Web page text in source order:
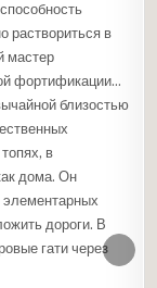
раствориться в
мастер
фортификации…
близостью
в
дома. Он
элементарных
дороги. В
гати через
ВВЕРХ